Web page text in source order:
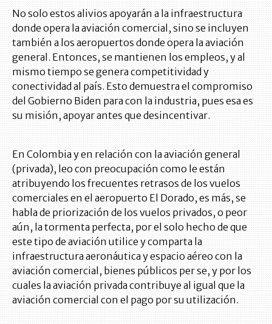
No solo estos alivios apoyarán a la infraestructura
donde opera la aviación comercial, sino se incluyen
también a los aeropuertos donde opera la aviación
general. Entonces, se mantienen los empleos, y al
mismo tiempo se genera competitividad y
conectividad al país. Esto demuestra el compromiso
del Gobierno Biden para con la industria, pues esa es
su misión, apoyar antes que desincentivar.
En Colombia y en relación con la aviación general
(privada), leo con preocupación como le están
atribuyendo los frecuentes retrasos de los vuelos
comerciales en el aeropuerto El Dorado, es más, se
habla de priorización de los vuelos privados, o peor
aún, la tormenta perfecta, por el solo hecho de que
este tipo de aviación utilice y comparta la
infraestructura aeronáutica y espacio aéreo con la
aviación comercial, bienes públicos per se, y por los
cuales la aviación privada contribuye al igual que la
aviación comercial con el pago por su utilización.